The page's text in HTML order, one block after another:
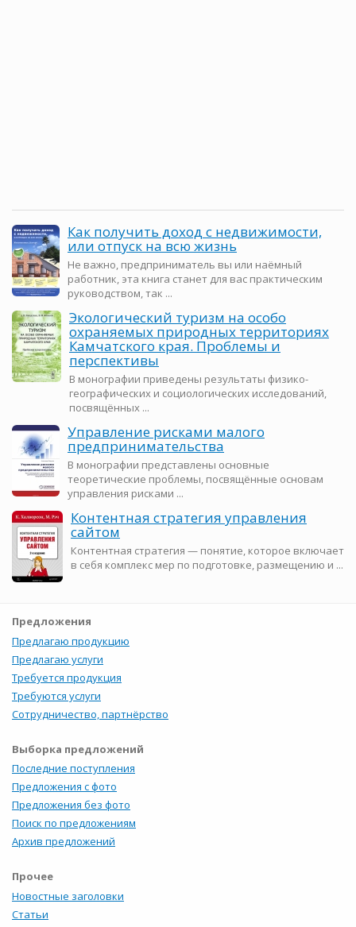
Как получить доход с недвижимости,
или отпуск на всю жизнь
Не важно, предприниматель вы или наёмный
работник, эта книга станет для вас практическим
руководством, так ...
Экологический туризм на особо
охраняемых природных территориях
Камчатского края. Проблемы и
перспективы
В монографии приведены результаты физико-
географических и социологических исследований,
посвящённых ...
Управление рисками малого
предпринимательства
В монографии представлены основные
теоретические проблемы, посвящённые основам
управления рисками ...
Контентная стратегия управления
сайтом
Контентная стратегия — понятие, которое включает
в себя комплекс мер по подготовке, размещению и ...
Предложения
Предлагаю продукцию
Предлагаю услуги
Требуется продукция
Требуются услуги
Сотрудничество, партнёрство
Выборка предложений
Последние поступления
Предложения с фото
Предложения без фото
Поиск по предложениям
Архив предложений
Прочее
Новостные заголовки
Статьи